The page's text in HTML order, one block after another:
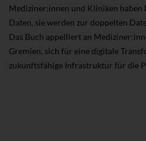
Mediziner:innen und Kliniken haben
Daten, sie werden zur doppelten
Das Buch appelliert an
Gremien, sich für eine digitale
zukunftsfähige Infrastruktur für die